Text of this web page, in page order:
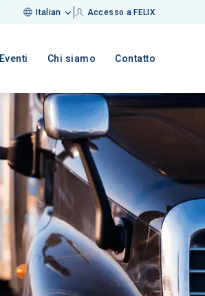
Italian Accesso a FELIX
Eventi Chi siamo Contatto